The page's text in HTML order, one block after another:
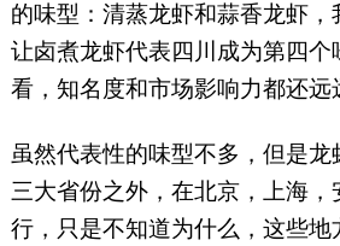
的味型：清蒸龙虾和蒜香龙虾
让卤煮龙虾代表四川成为第四个
看，知名度和市场影响力都还远
虽然代表性的味型不多，但是龙
三大省份之外，在北京，上海，
行，只是不知道为什么，这些地